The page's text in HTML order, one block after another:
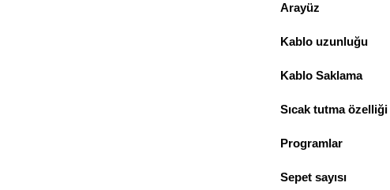
Arayüz
Kablo uzunluğu
Kablo Saklama
Sıcak tutma özelliği
Programlar
Sepet sayısı